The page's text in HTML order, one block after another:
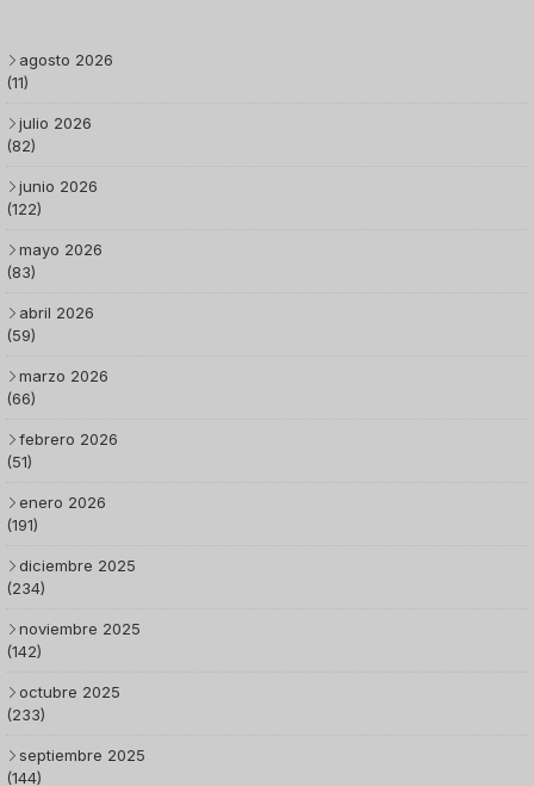
agosto 2026
(11)
julio 2026
(82)
junio 2026
(122)
mayo 2026
(83)
abril 2026
(59)
marzo 2026
(66)
febrero 2026
(51)
enero 2026
(191)
diciembre 2025
(234)
noviembre 2025
(142)
octubre 2025
(233)
septiembre 2025
(144)